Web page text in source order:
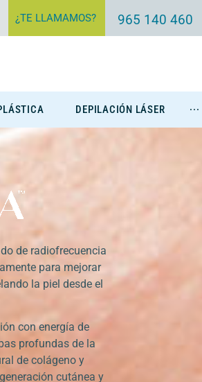
¿TE LLAMAMOS? 965 140 460
DEPILACIÓN LÁSER ···
de radiofrecuencia
para mejorar
la piel desde el
con energía de
profundas de la
de colágeno y
cutánea y